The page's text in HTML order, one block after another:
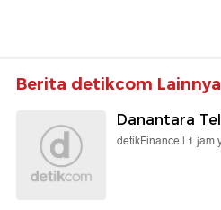
Berita detikcom Lainnya
Danantara
detikFinance | 1 jam